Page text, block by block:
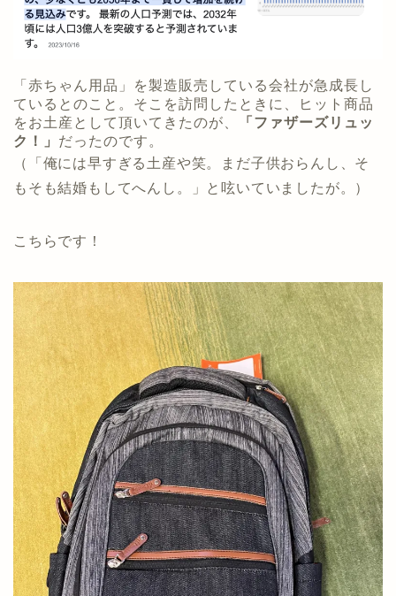
「赤ちゃん用品」を製造販売している会社が急成長し
ているとのこと。そこを訪問したときに、ヒット商品
をお土産として頂いてきたのが、
「ファザーズリュッ
ク！」 だったのです。
（「俺には早すぎる土産や笑。まだ子供おらんし、そ
もそも結婚もしてへんし。」と呟いていましたが。）
こちらです！